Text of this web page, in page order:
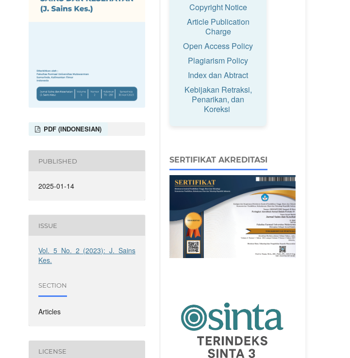
PDF (INDONESIAN)
PUBLISHED
2025-01-14
ISSUE
Vol. 5 No. 2 (2023): J. Sains
Kes.
SECTION
Articles
LICENSE
Copyright Notice
Article Publication
Charge
Open Access Policy
Plagiarism Policy
Index dan Abtract
Kebijakan Retraksi,
Penarikan, dan
Koreksi
SERTIFIKAT AKREDITASI